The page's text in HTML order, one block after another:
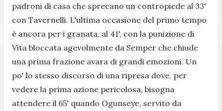
padroni di casa che sprecano un contropiede al 33'
con Tavernelli. L'ultima occasione del primo tempo
è ancora per i granata, al 41', con la punizione di
Vita bloccata agevolmente da Semper che chiude
una prima frazione avara di grandi emozioni. Un
po' lo stesso discorso di una ripresa dove, per
vedere la prima azione pericolosa, bisogna
attendere il 65' quando Ogunseye, servito da